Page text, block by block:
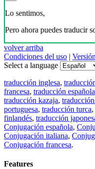
Lo sentimos,
Pero ahora puedes traducir
volver arriba
Condiciones del uso |
Select a language
traducción inglesa,
francesa, traducción española
traducción kazaja,
portuguesa, traducción turca,
finlandés, traducción
Conjugación española,
Conjugación italiana,
Conjugación francesa.
Features